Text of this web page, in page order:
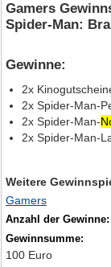
Gamers
Spider‑Man:
Gewinne:
2x
2x
2x Spider‑Man‑
2x
Weitere
Gamers
Anzahl der Gewinne:
Gewinnsumme:
100 Euro